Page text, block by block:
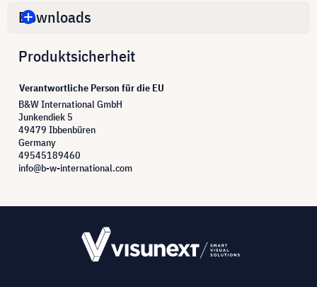
Downloads
Produktsicherheit
Verantwortliche Person für die EU
B&W International GmbH
Junkendiek 5
49479 Ibbenbüren
Germany
49545189460
info@b-w-international.com